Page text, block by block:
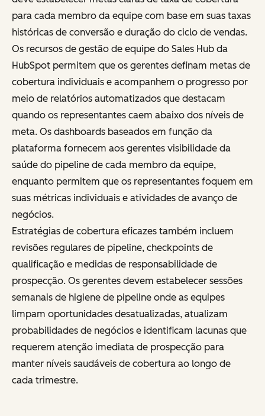
para cada membro da equipe com base em suas taxas
históricas de conversão e duração do ciclo de vendas.
Os recursos de gestão de equipe do Sales Hub da
HubSpot permitem que os gerentes definam metas de
cobertura individuais e acompanhem o progresso por
meio de relatórios automatizados que destacam
quando os representantes caem abaixo dos níveis de
meta. Os dashboards baseados em função da
plataforma fornecem aos gerentes visibilidade da
saúde do pipeline de cada membro da equipe,
enquanto permitem que os representantes foquem em
suas métricas individuais e atividades de avanço de
negócios.
Estratégias de cobertura eficazes também incluem
revisões regulares de pipeline, checkpoints de
qualificação e medidas de responsabilidade de
prospecção. Os gerentes devem estabelecer sessões
semanais de higiene de pipeline onde as equipes
limpam oportunidades desatualizadas, atualizam
probabilidades de negócios e identificam lacunas que
requerem atenção imediata de prospecção para
manter níveis saudáveis de cobertura ao longo de
cada trimestre.